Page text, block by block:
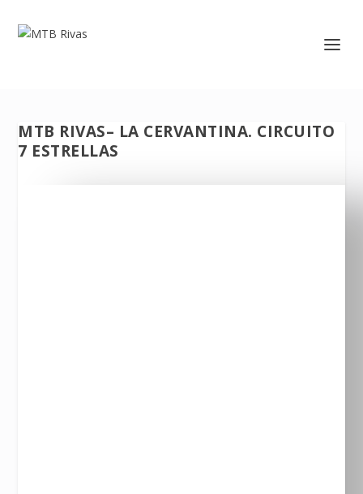
MTB RIVAS– LA CERVANTINA. CIRCUITO
7 ESTRELLAS